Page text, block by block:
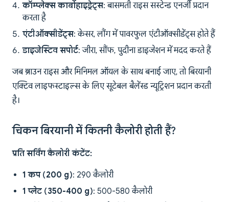
कॉम्प्लेक्स कार्बोहाइड्रेट्स: बासमती राइस सस्टेन्ड एनर्जी प्रदान
करता है
एंटीऑक्सीडेंट्स: केसर, लौंग में पावरफुल एंटीऑक्सीडेंट्स होते हैं
डाइजेस्टिव सपोर्ट: जीरा, सौंफ, पुदीना डाइजेशन में मदद करते हैं
जब ब्राउन राइस और मिनिमल ऑयल के साथ बनाई जाए, तो बिरयानी
एक्टिव लाइफस्टाइल्स के लिए सूटेबल बैलेंस्ड न्यूट्रिशन प्रदान करती
है।
चिकन बिरयानी में कितनी कैलोरी होती हैं?
प्रति सर्विंग कैलोरी कंटेंट:
1 कप (200 g): 290 कैलोरी
1 प्लेट (350-400 g): 500-580 कैलोरी